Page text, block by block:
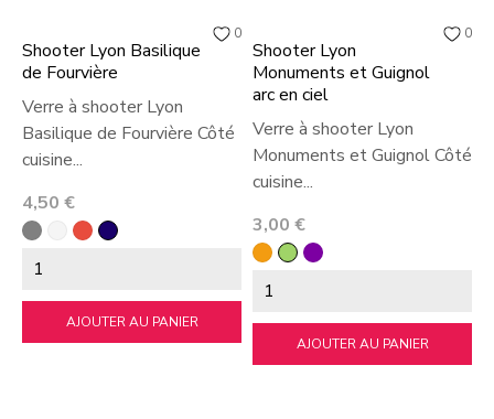
0
Shooter Lyon Basilique
de Fourvière
Verre à shooter Lyon
Basilique de Fourvière Côté
cuisine...
Prix
4,50 €
gris BlancRougebleu
AJOUTER AU PANIER
0
Shooter Lyon
Monuments et Guignol
arc en ciel
Verre à shooter Lyon
Monuments et Guignol Côté
cuisine...
Prix
3,00 €
Orange
Vertviolet
AJOUTER AU PANIER